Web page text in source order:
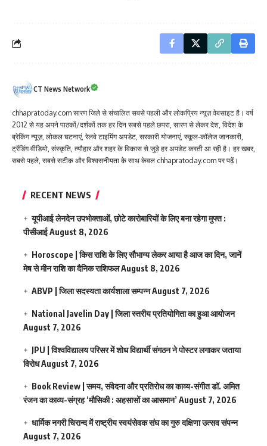
CT News Network
chhapratoday.com सारण जिले से संचालित सबसे पहली और लोकप्रिय न्यूज़ वेबसाइट है। वर्ष
2012 से यह अपने पाठकों/दर्शकों तक हर दिन सबसे पहले छपरा, सारण से लेकर देश, विदेश के
ब्रेकिंग न्यूज़, लोकल घटनाएं, रेलवे टाइमिंग अपडेट, सरकारी योजनाएं, स्कूल-कॉलेज जानकारी,
ट्रेंडिंग वीडियो, संस्कृति, त्यौहार और शहर के विकास से जुड़े हर अपडेट करती आ रही है। हर खबर,
सबसे पहले, सबसे सटीक और विश्वसनीयता के साथ केवल chhapratoday.com पर पढ़ें।
RECENT NEWS
यूपीआई लेनदेन उपभोक्ताओं, छोटे कारोबारियों के लिए बना रहेगा मुफ्त :
पीसीआईAugust 8, 2026
Horoscope | किस राशि के लिए सौभाग्य लेकर आया है आज का दिन, जानें
मेष से मीन राशि का दैनिक राशिफलAugust 8, 2026
ABVP | जिला सदस्यता कार्यशाला सम्पन्नAugust 7, 2026
National Javelin Day | जिला स्तरीय प्रतियोगिता का हुआ आयोजन
August 7, 2026
JPU | विश्वविद्यालय परिसर में शोध विद्यार्थी संगठन ने पोस्टर लगाकर जताया
विरोधAugust 7, 2026
Book Review | समय, संवेदना और प्रतिरोध का काव्य-संगीत डॉ. अमित
रंजन का काव्य-संग्रह ‘मौसिकी : अहसासों का आसमान’ August 7, 2026
धार्मिक नगरी चिरान्द में राष्ट्रीय स्वयंसेवक संघ का गुरु दक्षिणा उत्सव संपन्न
August 7, 2026